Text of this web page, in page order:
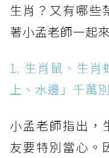
生肖？又有哪些
著小孟老師一起
1. 生肖鼠、生肖
上、水邊」千萬
小孟老師指出，
友要特別當心。